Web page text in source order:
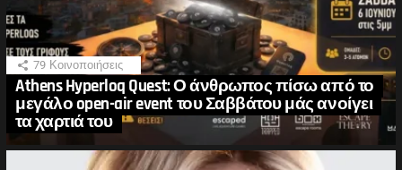
79 Κοινοποιήσεις
Athens Hyperloq Quest: Ο άνθρωπος πίσω από το
μεγάλο open-air event του Σαββάτου μάς ανοίγει
τα χαρτιά του